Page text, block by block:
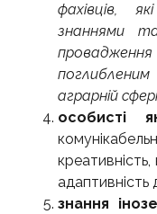
фахівців,
знаннями
провадження
аграрній
особисті
адаптивність
знання